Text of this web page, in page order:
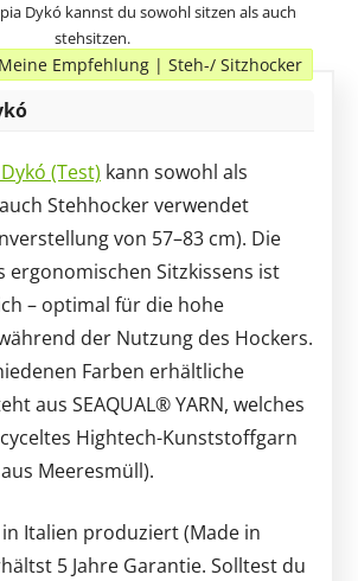
Dykó kannst du sowohl sitzen als auch
stehsitzen.
(Test) kann sowohl als
Stehhocker verwendet
von 57–83 cm). Die
ergonomischen Sitzkissens ist
– optimal für die hohe
der Nutzung des Hockers.
Farben erhältliche
aus SEAQUAL® YARN, welches
Hightech-Kunststoffgarn
Meeresmüll).
Italien produziert (Made in
5 Jahre Garantie. Solltest du
Meine Empfehlung | Steh-/ Sitzhocker